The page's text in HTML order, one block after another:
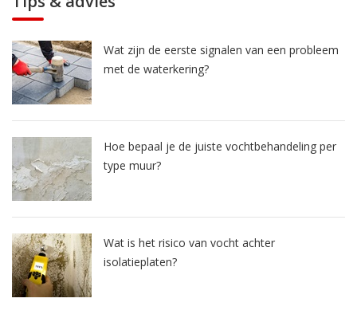
Wat zijn de eerste signalen van een probleem
met de waterkering?
Hoe bepaal je de juiste vochtbehandeling per
type muur?
Wat is het risico van vocht achter
isolatieplaten?